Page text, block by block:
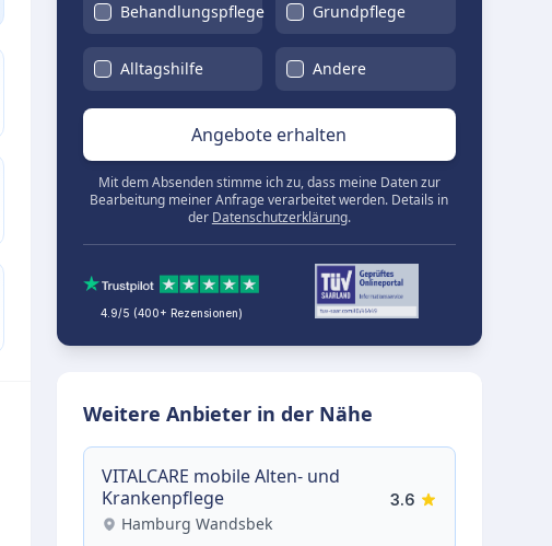
Behandlungspflege
Grundpflege
Alltagshilfe Andere
Angebote erhalten
Mit dem Absenden stimme ich zu, dass meine Daten zur
Bearbeitung meiner Anfrage verarbeitet werden. Details in
der Datenschutzerklärung.
4.9/5 (400+ Rezensionen)
Weitere Anbieter in der Nähe
VITALCARE mobile Alten- und
Krankenpflege
Hamburg Wandsbek
3.6